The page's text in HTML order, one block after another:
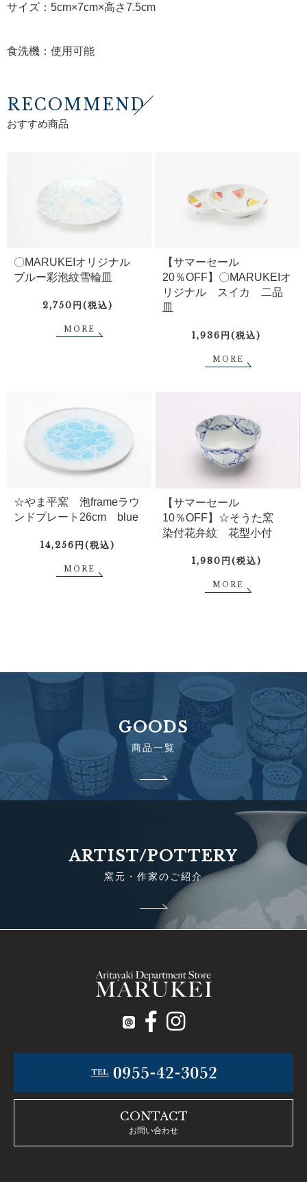
サイズ：5cm×7cm×高さ7.5cm
食洗機：使用可能
RECOMMEND
おすすめ商品
〇MARUKEIオリジナル
ブルー彩泡紋雪輪皿
2,750円(税込)
MORE
【サマーセール
20％OFF】〇MARUKEIオ
リジナル スイカ 二品
皿
1,936円(税込)
MORE
☆やま平窯 泡frameラウ
ンドプレート26cm blue
14,256円(税込)
MORE
【サマーセール
10％OFF】☆そうた窯
染付花弁紋 花型小付
1,980円(税込)
MORE
GOODS
商品一覧
ARTIST/POTTERY
窯元・作家のご紹介
CONTACT
お問い合わせ